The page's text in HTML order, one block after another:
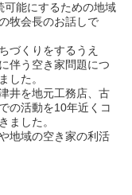
可能にするための地域
牧会長のお話しで
づくりをするうえ
伴う空き家問題につ
した。
井を地元工務店、古
の活動を10年近くコ
ました。
地域の空き家の利活